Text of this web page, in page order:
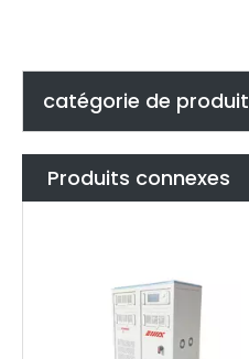
catégorie de produit
Produits connexes